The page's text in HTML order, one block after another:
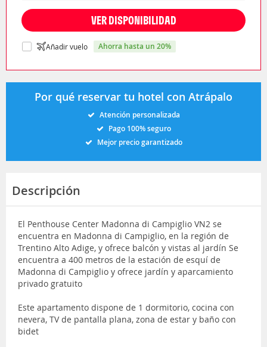
VER DISPONIBILIDAD
Añadir vuelo ahorra hasta un 20%
Por qué reservar tu hotel con Atrápalo
Atención personalizada
Pago 100% seguro
Mejor precio garantizado
Descripción
El Penthouse Center Madonna di Campiglio VN2 se
encuentra en Madonna di Campiglio, en la región de
Trentino Alto Adige, y ofrece balcón y vistas al jardín Se
encuentra a 400 metros de la estación de esquí de
Madonna di Campiglio y ofrece jardín y aparcamiento
privado gratuito
Este apartamento dispone de 1 dormitorio, cocina con
nevera, TV de pantalla plana, zona de estar y baño con
bidet